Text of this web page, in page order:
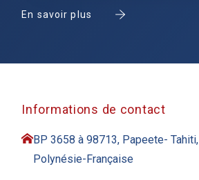
En savoir plus
Informations de contact
BP 3658 à 98713, Papeete- Tahiti,
Polynésie-Française